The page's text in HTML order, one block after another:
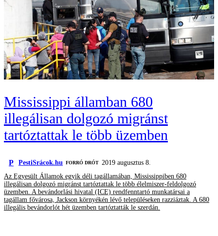
Mississippi államban 680
illegálisan dolgozó migránst
tartóztattak le több üzemben
P PestiSrácok.hu FORRÓ DRÓT
2019 augusztus 8.
Az Egyesült Államok egyik déli tagállamában, Mississippiben 680
illegálisan dolgozó migránst tartóztattak le több élelmiszer-feldolgozó
üzemben. A bevándorlási hivatal (ICE) rendfenntartó munkatársai a
tagállam fővárosa, Jackson környékén lévő településeken razziáztak. A 680
illegális bevándorlót hét üzemben tartóztatták le szerdán.